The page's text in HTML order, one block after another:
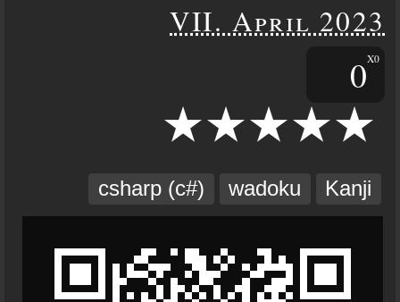
VII. April 2023
X0
0
Kanji
wadoku
csharp (c#)